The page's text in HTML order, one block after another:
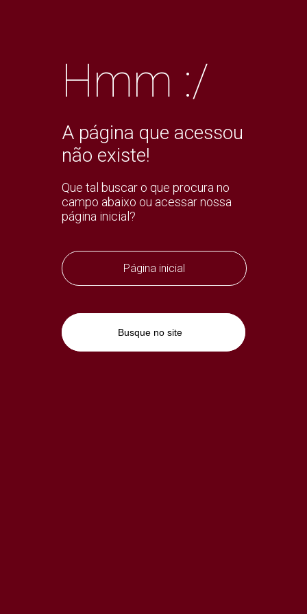
Hmm :/
A página que acessou
não existe!
Que tal buscar o que procura no
campo abaixo ou acessar nossa
página inicial?
Página inicial